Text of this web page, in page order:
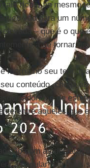
ricos, ao mesmo
vão para um
elevada – que é o que
a se tornar
morna no seu teor,
conteúdo, chega
e de
entre aqueles que
com as
popular não mais